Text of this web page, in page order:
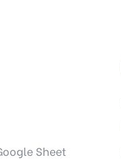
Sheet